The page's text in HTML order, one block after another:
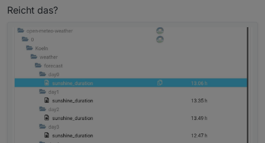
Reicht das?